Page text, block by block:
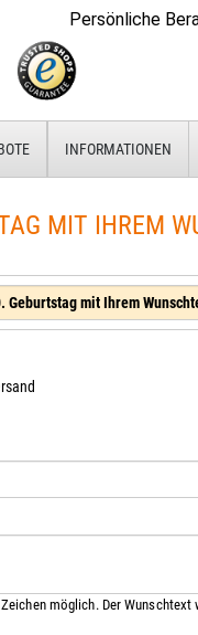
Persönliche
INFORMATIONEN
MIT IHREM
möglich. Der